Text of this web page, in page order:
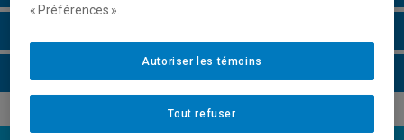
« Préférences ».
Tout refuser
Autoriser les témoins